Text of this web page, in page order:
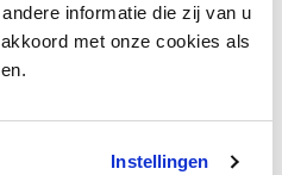
informatie die zij van u
met onze cookies als
Instellingen